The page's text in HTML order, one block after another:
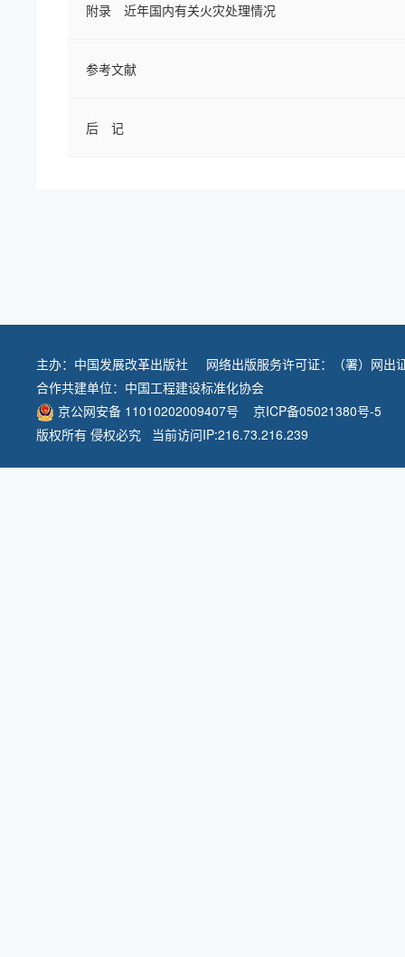
附录 近年国内有关火灾处理情况
参考文献
后 记
主办： 中国发展改革出版社
网络出版服务许可证：（署）网出
合作共建单位： 中国工程建设标准化协会
京公网安备 11010202009407号
京ICP备05021380号-5
版权所有 侵权必究 当前访问IP:216.73.216.239